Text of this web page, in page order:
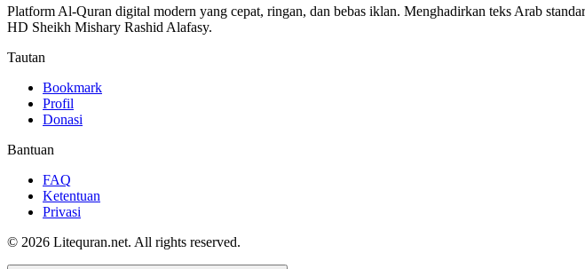
Platform Al-Quran digital modern yang cepat, ringan, dan bebas iklan. Menghadirkan teks Arab
HD Sheikh Mishary Rashid Alafasy.
Tautan
Bookmark
Profil
Donasi
Bantuan
FAQ
Ketentuan
Privasi
© 2026 Litequran.net. All rights reserved.